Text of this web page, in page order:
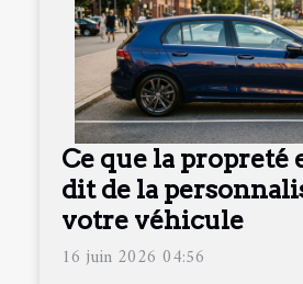
Ce que la propreté
dit de la
votre véhicule
16 juin 2026 04:56